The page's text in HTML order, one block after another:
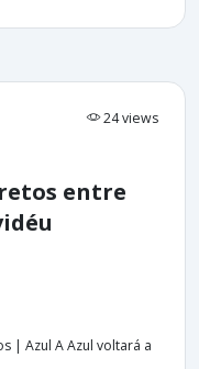
24 views
entre
| Azul A Azul voltará a